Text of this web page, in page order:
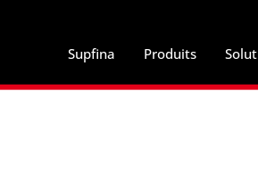
Supfina Produits